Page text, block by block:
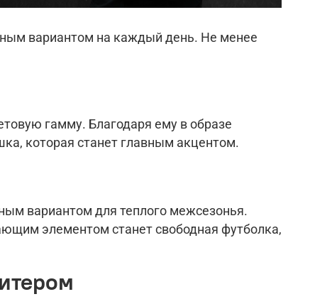
вариантом на каждый день. Не менее
гамму. Благодаря ему в образе
которая станет главным акцентом.
вариантом для теплого межсезонья.
элементом станет свободная футболка,